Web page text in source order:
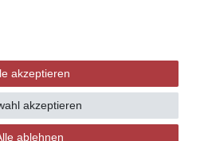
akzeptieren
ablehnen
akzeptieren
widerrufen